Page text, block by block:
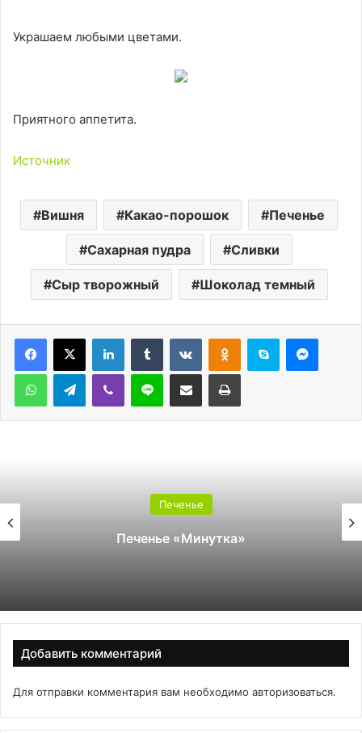
Украшаем любыми цветами.
Приятного аппетита.
Источник
Вишня Какао-порошок Печенье
Сахарная пудра Сливки
Сыр творожный Шоколад темный
LinkedInTumblr ВконтактеОдноклассники
Skype
WhatsAppTelegramViber Line Поделиться через электронную почту Печатать
Печенье
Печенье «Минутка»
Добавить комментарий
Для отправки комментария вам необходимо авторизоваться.